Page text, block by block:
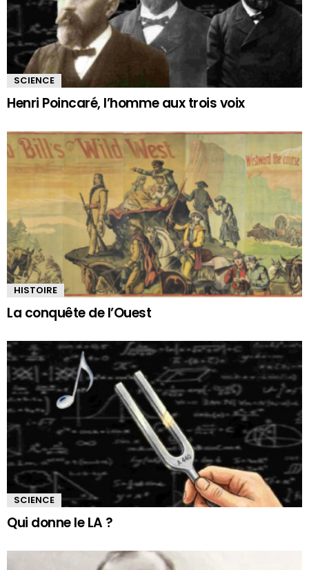
SCIENCE
Henri Poincaré, l’homme aux trois voix
HISTOIRE
La conquête de l’Ouest
SCIENCE
Qui donne le LA ?